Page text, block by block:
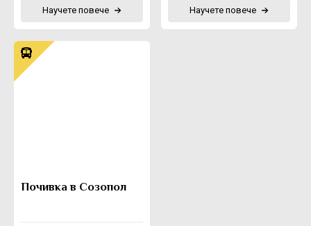
Научете повече Научете повече
Почивка в Созопол